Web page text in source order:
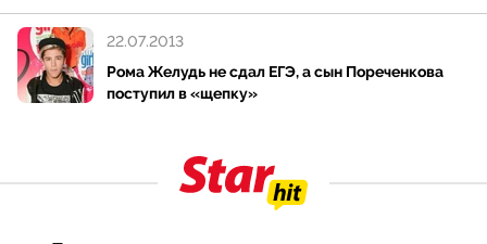
Рома Желудь не сдал ЕГЭ, а сын Пореченкова
поступил в «щепку»
22.07.2013